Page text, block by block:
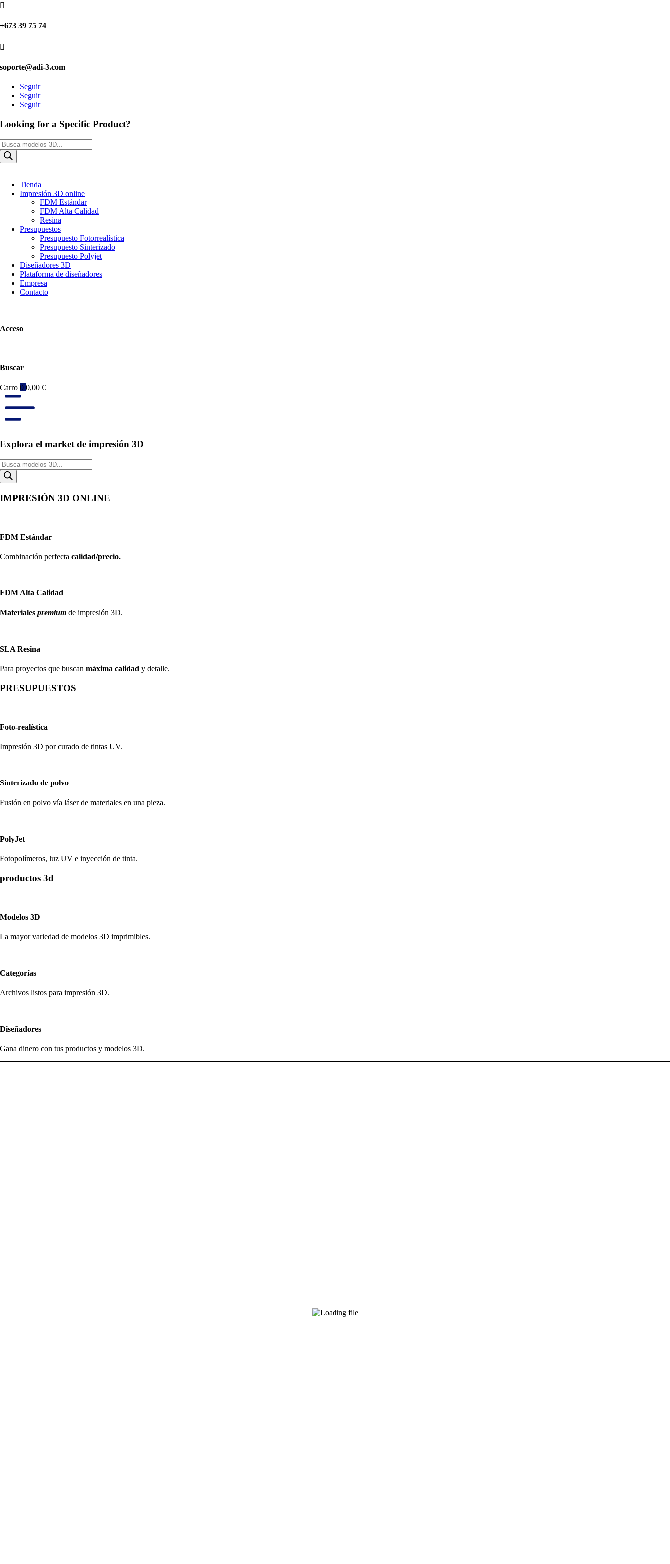

+673 39 75 74

soporte@adi-3.com
Seguir
Seguir
Seguir
Looking for a Specific Product?
Búsqueda
de
productos
Tienda
Impresión 3D online
FDM Estándar
FDM Alta Calidad
Resina
Presupuestos
Presupuesto Fotorrealística
Presupuesto Sinterizado
Presupuesto Polyjet
Diseñadores 3D
Plataforma de diseñadores
Empresa
Contacto
Acceso
Buscar
Carro 0 0,00 €
Explora el market de impresión 3D
Búsqueda
de
productos
IMPRESIÓN 3D ONLINE
FDM Estándar
Combinación perfecta calidad/precio.
FDM Alta Calidad
Materiales premium de impresión 3D.
SLA Resina
Para proyectos que buscan máxima calidad y detalle.
PRESUPUESTOS
Foto-realística
Impresión 3D por curado de tintas UV.
Sinterizado de polvo
Fusión en polvo vía láser de materiales en una pieza.
PolyJet
Fotopolímeros, luz UV e inyección de tinta.
productos 3d
Modelos 3D
La mayor variedad de modelos 3D imprimibles.
Categorías
Archivos listos para impresión 3D.
Diseñadores
Gana dinero con tus productos y modelos 3D.